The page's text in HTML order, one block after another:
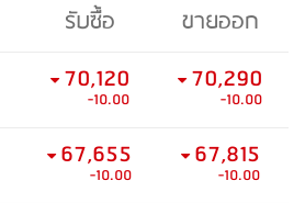
รับซื้อ
ขายออก
70,120
-10.00
70,290
-10.00
67,655
-10.00
67,815
-10.00